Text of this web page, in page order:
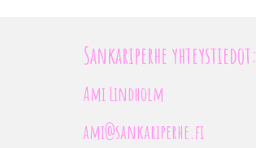
Sankariperhe yhteystiedot:
Ami Lindholm
ami@sankariperhe.fi